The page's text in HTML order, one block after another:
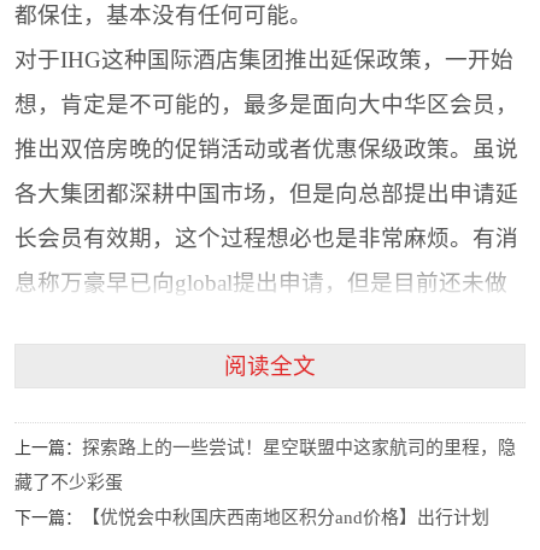
都保住，基本没有任何可能。
对于IHG这种国际酒店集团推出延保政策，一开始
想，肯定是不可能的，最多是面向大中华区会员，
推出双倍房晚的促销活动或者优惠保级政策。虽说
各大集团都深耕中国市场，但是向总部提出申请延
长会员有效期，这个过程想必也是非常麻烦。有消
息称万豪早已向global提出申请，但是目前还未做
非常高了，想必又会收割一大波忠实会员。
自上月23号洲际宣布大中华区酒店免费退改政策
始，本月1号又发出声明，将免费退改服务延续到
本月底，且免费退改条件扩大到全球范围，来自或
阅读全文
上一篇： 探索路上的一些尝试！星空联盟中这家航司的里程，隐
藏了不少彩蛋
下一篇： 【优悦会中秋国庆西南地区积分and价格】出行计划